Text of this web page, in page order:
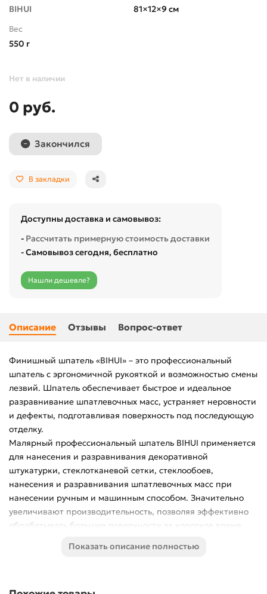
BIHUI 81×12×9 см
Вес
550 г
Нет в наличии
0 руб.
Закончился
В закладки
Доступны доставка и самовывоз:
- Рассчитать примерную стоимость доставки
- Самовывоз сегодня, бесплатно
Нашли дешевле?
Описание Отзывы Вопрос-ответ
Финишный шпатель «BIHUI» – это профессиональный
шпатель с эргономичной рукояткой и возможностью смены
лезвий. Шпатель обеспечивает быстрое и идеальное
разравнивание шпатлевочных масс, устраняет неровности
и дефекты, подготавливая поверхность под последующую
отделку.
Малярный профессиональный шпатель BIHUI применяется
для нанесения и разравнивания декоративной
штукатурки, стеклотканевой сетки, стеклообоев,
нанесения и разравнивания шпатлевочных масс при
нанесении ручным и машинным способом. Значительно
увеличивают производительность, позволяя эффективно
обрабатывать большие поверхности за короткое время.
заставляя повторять одно и то же действие по несколько
Показать описание полностью